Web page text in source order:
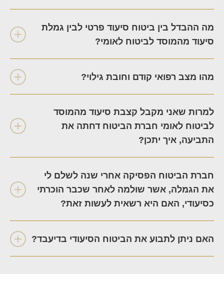
מה ההבדל בין ביטוח סיעוד פרטי לבין גמלת
סיעוד מהמוסד לביטוח לאומי?
מהו מצב רפואי קודם וחובת גילוי?
למרות שאני מקבל קצבת סיעוד מהמוסד
לביטוח לאומי חברת הביטוח דחתה את
התביעה, איך יתכן?
חברת הביטוח הפסיקה אחרי שנה לשלם לי
את הגמלה, אשר שולמה לאחר שכבר הוכרתי
כסיעודי, האם היא רשאית לעשות זאת?
האם ניתן לתבוע את הביטוח הסיעודי בדיעבד?